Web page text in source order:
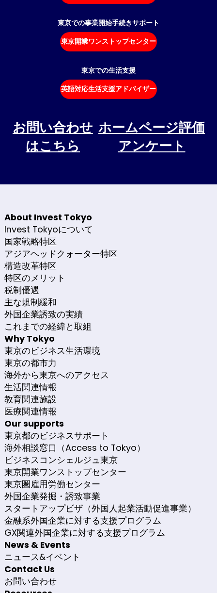
東京での事業開始手続きサポート
東京開業ワンストップセンター
東京での生活支援
英語対応生活支援アドバイザー
お問い合わせ
はこちら
ホームページ評価
アンケート
About Invest Tokyo
Invest Tokyoについて
国家戦略特区
アジアヘッドクォーター特区
構造改革特区
特区のメリット
税制優遇
主な規制緩和
外国企業誘致の実績
これまでの経緯と取組
Why Tokyo
東京のビジネス生活環境
東京の都市力
海外から東京へのアクセス
生活関連情報
教育関連施設
医療関連情報
Our supports
東京都のビジネスサポート
海外相談窓口（Access to Tokyo）
ビジネスコンシェルジュ東京
東京開業ワンストップセンター
東京圏雇用労働センター
外国企業発掘・誘致事業
スタートアップビザ（外国人起業活動促進事業）
金融系外国企業に対する支援プログラム
GX関連外国企業に対する支援プログラム
News & Events
ニュース&イベント
Contact Us
お問い合わせ